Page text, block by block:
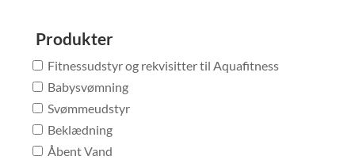
Produkter
Fitnessudstyr og rekvisitter til Aquafitness
Babysvømning
Svømmeudstyr
Beklædning
Åbent Vand